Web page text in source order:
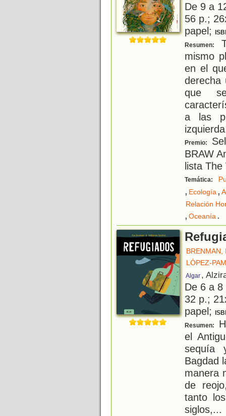
De 9 a
56 p.;
papel;
Resumen:
mismo
en el
derecha
que
a las
izquierda
Premio:
BRAW
lista The
Temática:
, Ecología,
Relación
, Oceanía.
BRENMAN,
LÓPEZ-
Algar ,
De 6 a
32 p.;
papel;
Resumen:
el
sequía
Bagdad
manera
de
tanto
siglos,...